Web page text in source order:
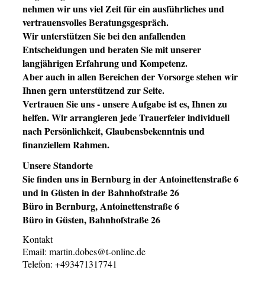
nehmen wir uns viel Zeit für ein ausführliches und
vertrauensvolles Beratungsgespräch.
Wir unterstützen Sie bei den anfallenden
Entscheidungen und beraten Sie mit unserer
langjährigen Erfahrung und Kompetenz.
Aber auch in allen Bereichen der Vorsorge stehen wir
Ihnen gern unterstützend zur Seite.
Vertrauen Sie uns - unsere Aufgabe ist es, Ihnen zu
helfen. Wir arrangieren jede Trauerfeier individuell
nach Persönlichkeit, Glaubensbekenntnis und
finanziellem Rahmen.
Unsere Standorte
Sie finden uns in Bernburg in der Antoinettenstraße 6
und in Güsten in der Bahnhofstraße 26
Büro in Bernburg, Antoinettenstraße 6
Büro in Güsten, Bahnhofstraße 26
Kontakt
Email: martin.dobes@t-online.de
Telefon: +493471317741